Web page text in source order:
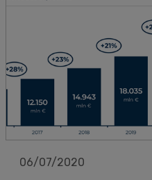
06/07/2020